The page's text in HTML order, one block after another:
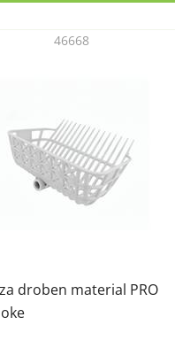
droben material PRO
46668